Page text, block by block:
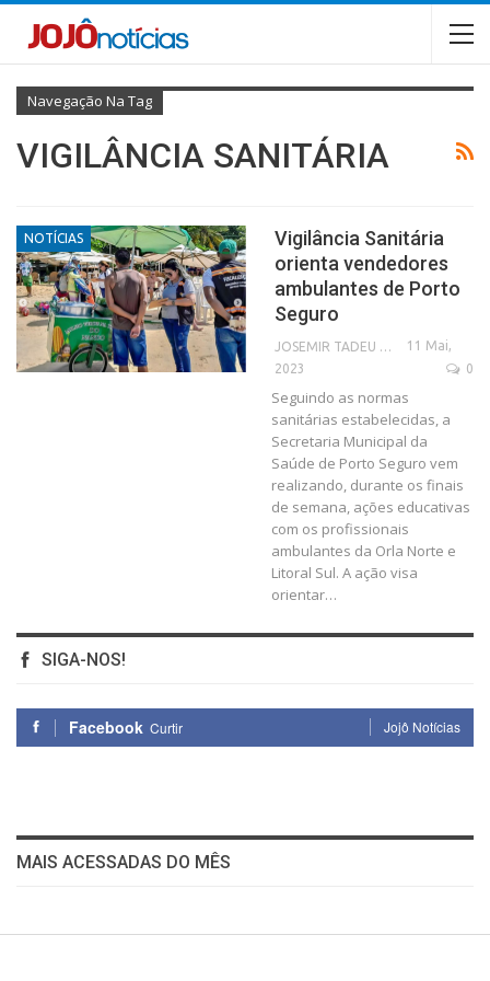
Navegação Na Tag
VIGILÂNCIA SANITÁRIA
NOTÍCIAS
Vigilância Sanitária
orienta vendedores
ambulantes de Porto
Seguro
11 Mai,
2023
0
Seguindo as normas
sanitárias estabelecidas, a
Secretaria Municipal da
Saúde de Porto Seguro vem
realizando, durante os finais
de semana, ações educativas
com os profissionais
ambulantes da Orla Norte e
Litoral Sul. A ação visa
orientar…
SIGA-NOS!
Facebook Curtir Jojô Notícias
MAIS ACESSADAS DO MÊS